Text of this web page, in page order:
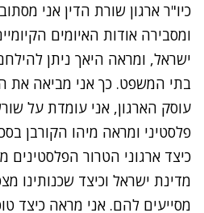
כיו"ר ארגון שורת הדין אני
ומסבירה אודות האיומים
ישראל, ומראה היאך ניתן
בתי המשפט. כך אני מביאה את
עוסק הארגון, אני עומדת על
פלסטיני ומראה מיהו הקורבן
כיצד ארגוני הטרור
מדינת ישראל וכיצד שכנותינו
מסייעים להם. אני מראה כיצד